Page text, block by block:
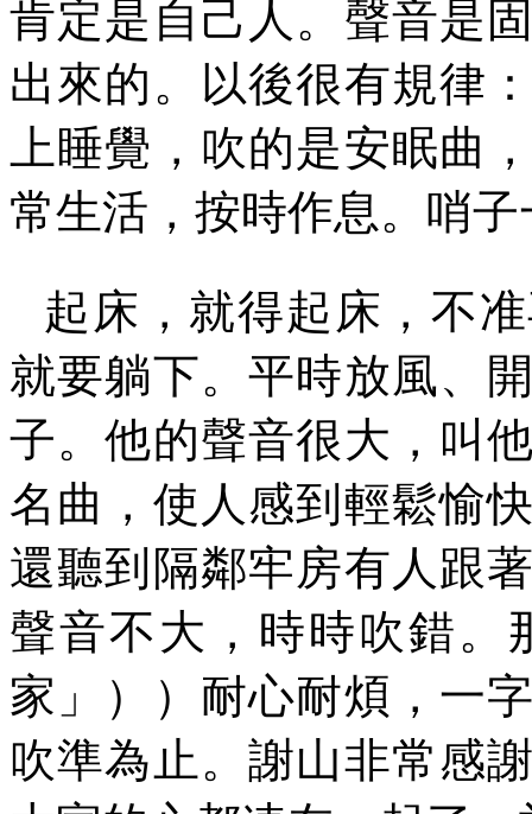
肯定是自己人。聲音是
出來的。以後很有規律
上睡覺，吹的是安眠曲
常生活，按時作息。哨子
起床，就得起床，不
就要躺下。平時放風、
子。他的聲音很大，叫
名曲，使人感到輕鬆愉
還聽到隔鄰牢房有人跟
聲音不大，時時吹錯。
家」））耐心耐煩，一
吹準為止。謝山非常感